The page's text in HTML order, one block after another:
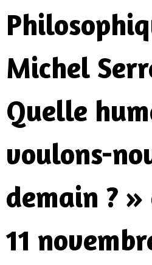
Michel
Quelle
voulons-
demain ?
11